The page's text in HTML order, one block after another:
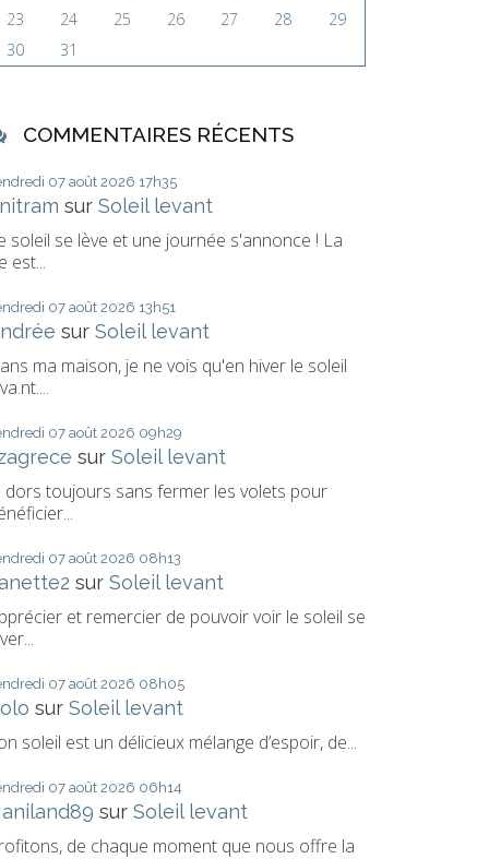
23
24 25 26 27 28
29
30
31
COMMENTAIRES RÉCENTS
07 août 2026 17h35
surSoleil levant
soleil se lève et une journée s'annonce ! La
est...
07 août 2026 13h51
surSoleil levant
ma maison, je ne vois qu'en hiver le soleil
07 août 2026 09h29
surSoleil levant
dors toujours sans fermer les volets pour
07 août 2026 08h13
surSoleil levant
et remercier de pouvoir voir le soleil se
07 août 2026 08h05
surSoleil levant
soleil est un délicieux mélange d’espoir, de...
07 août 2026 06h14
surSoleil levant
de chaque moment que nous offre la